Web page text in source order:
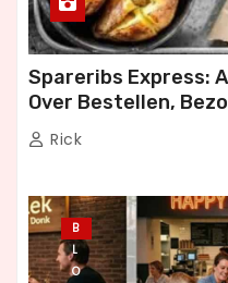
Spareribs Express:
Over Bestellen,
Rick
B
L
O